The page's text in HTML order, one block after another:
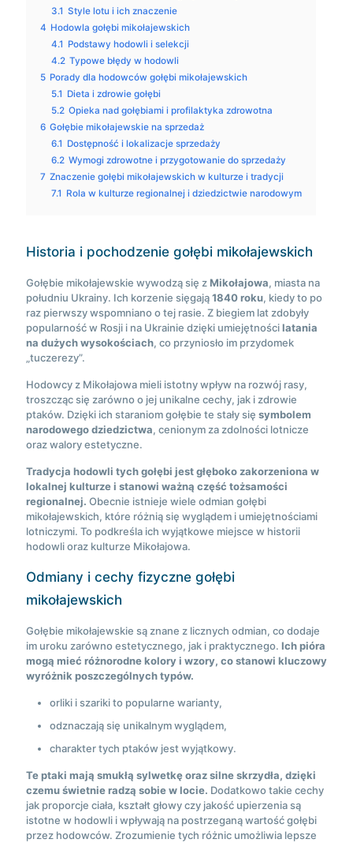
3.1 Style lotu i ich znaczenie
4 Hodowla gołębi mikołajewskich
4.1 Podstawy hodowli i selekcji
4.2 Typowe błędy w hodowli
5 Porady dla hodowców gołębi mikołajewskich
5.1 Dieta i zdrowie gołębi
5.2 Opieka nad gołębiami i profilaktyka zdrowotna
6 Gołębie mikołajewskie na sprzedaż
6.1 Dostępność i lokalizacje sprzedaży
6.2 Wymogi zdrowotne i przygotowanie do sprzedaży
7 Znaczenie gołębi mikołajewskich w kulturze i tradycji
7.1 Rola w kulturze regionalnej i dziedzictwie narodowym
Historia i pochodzenie gołębi mikołajewskich
Gołębie mikołajewskie wywodzą się zMikołajowa, miasta na
południu Ukrainy. Ich korzenie sięgają1840 roku, kiedy to po
raz pierwszy wspomniano o tej rasie. Z biegiem lat zdobyły
popularność w Rosji i na Ukrainie dzięki umiejętnościlatania
na dużych wysokościach, co przyniosło im przydomek
„tuczerezy”.
Hodowcy z Mikołajowa mieli istotny wpływ na rozwój rasy,
troszcząc się zarówno o jej unikalne cechy, jak i zdrowie
ptaków. Dzięki ich staraniom gołębie te stały się symbolem
narodowego dziedzictwa, cenionym za zdolności lotnicze
oraz walory estetyczne.
Tradycja hodowli tych gołębi jest głęboko zakorzeniona w
lokalnej kulturze i stanowi ważną część tożsamości
regionalnej. Obecnie istnieje wiele odmian gołębi
mikołajewskich, które różnią się wyglądem i umiejętnościami
lotniczymi. To podkreśla ich wyjątkowe miejsce w historii
hodowli oraz kulturze Mikołajowa.
Odmiany i cechy fizyczne gołębi
mikołajewskich
Gołębie mikołajewskie są znane z licznych odmian, co dodaje
im uroku zarówno estetycznego, jak i praktycznego. Ich pióra
mogą mieć różnorodne kolory i wzory, co stanowi kluczowy
wyróżnik poszczególnych typów.
orliki i szariki to popularne warianty,
odznaczają się unikalnym wyglądem,
charakter tych ptaków jest wyjątkowy.
Te ptaki mają smukłą sylwetkę oraz silne skrzydła, dzięki
czemu świetnie radzą sobie w locie. Dodatkowo takie cechy
jak proporcje ciała, kształt głowy czy jakość upierzenia są
istotne w hodowli i wpływają na postrzeganą wartość gołębi
przez hodowców. Zrozumienie tych różnic umożliwia lepsze